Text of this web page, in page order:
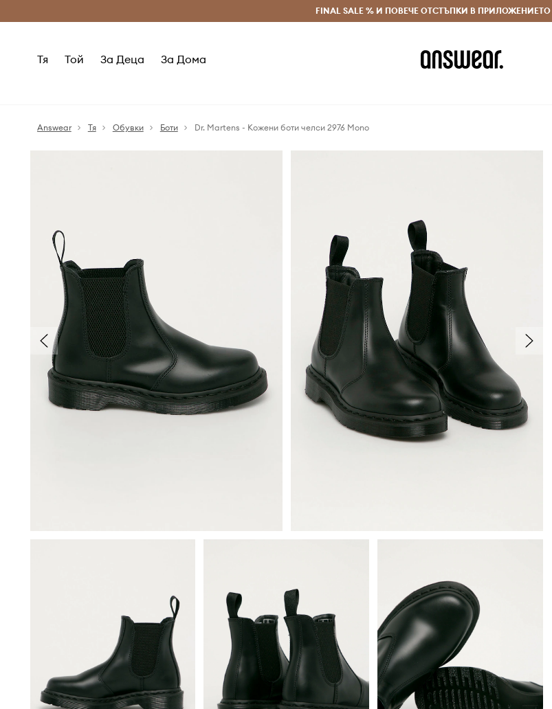
Безплатни доставка и връщане за поръчки над 70 EUR Доставка 1-5
FINAL SALE % И ПОВЕЧЕ ОТСТЪПКИ В ПРИЛОЖЕНИЕТО
Тя Той За Деца За Дома
Answear Тя Обувки Боти Dr. Martens - Кожени боти челси 2976 Mono